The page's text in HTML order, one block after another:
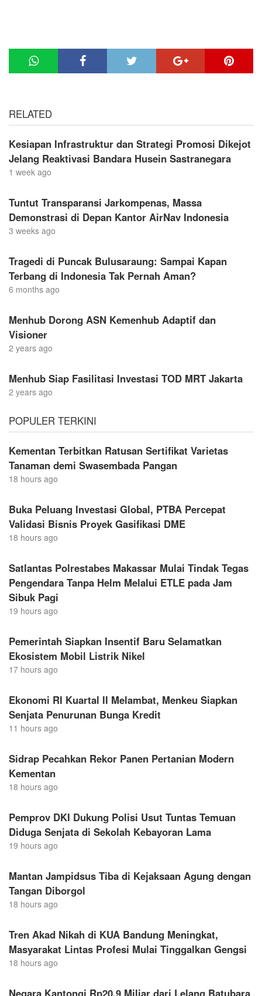
RELATED
Kesiapan Infrastruktur dan Strategi Promosi Dikejot
Jelang Reaktivasi Bandara Husein Sastranegara
1 week ago
Tuntut Transparansi Jarkompenas, Massa
Demonstrasi di Depan Kantor AirNav Indonesia
3 weeks ago
Tragedi di Puncak Bulusaraung: Sampai Kapan
Terbang di Indonesia Tak Pernah Aman?
6 months ago
Menhub Dorong ASN Kemenhub Adaptif dan
Visioner
2 years ago
Menhub Siap Fasilitasi Investasi TOD MRT Jakarta
2 years ago
POPULER TERKINI
Kementan Terbitkan Ratusan Sertifikat Varietas
Tanaman demi Swasembada Pangan
18 hours ago
Buka Peluang Investasi Global, PTBA Percepat
Validasi Bisnis Proyek Gasifikasi DME
18 hours ago
Satlantas Polrestabes Makassar Mulai Tindak Tegas
Pengendara Tanpa Helm Melalui ETLE pada Jam
Sibuk Pagi
19 hours ago
Pemerintah Siapkan Insentif Baru Selamatkan
Ekosistem Mobil Listrik Nikel
17 hours ago
Ekonomi RI Kuartal II Melambat, Menkeu Siapkan
Senjata Penurunan Bunga Kredit
11 hours ago
Sidrap Pecahkan Rekor Panen Pertanian Modern
Kementan
18 hours ago
Pemprov DKI Dukung Polisi Usut Tuntas Temuan
Diduga Senjata di Sekolah Kebayoran Lama
19 hours ago
Mantan Jampidsus Tiba di Kejaksaan Agung dengan
Tangan Diborgol
18 hours ago
Tren Akad Nikah di KUA Bandung Meningkat,
Masyarakat Lintas Profesi Mulai Tinggalkan Gengsi
18 hours ago
Negara Kantongi Rp20,9 Miliar dari Lelang Batubara